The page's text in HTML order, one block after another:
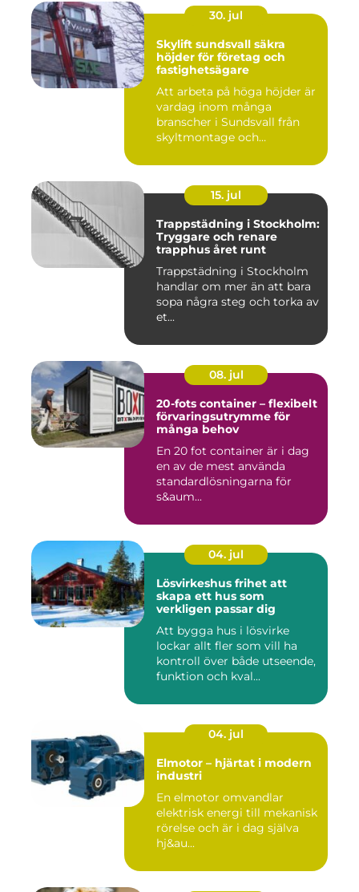
30. jul
Skylift sundsvall säkra
höjder för företag och
fastighetsägare
Att arbeta på höga höjder är
vardag inom många
branscher i Sundsvall från
skyltmontage och
15. jul
Trappstädning i Stockholm:
Tryggare och renare
trapphus året runt
Trappstädning i Stockholm
handlar om mer än att bara
sopa några steg och torka av
et...
08. jul
20-fots container – flexibelt
förvaringsutrymme för
många behov
En 20 fot container är i dag
en av de mest använda
standardlösningarna för
s&aum...
04. jul
Lösvirkeshus frihet att
skapa ett hus som
verkligen passar dig
Att bygga hus i lösvirke
lockar allt fler som vill ha
kontroll över både utseende,
funktion och kval...
04. jul
Elmotor – hjärtat i modern
industri
En elmotor omvandlar
elektrisk energi till mekanisk
rörelse och är i dag själva
hj&au...